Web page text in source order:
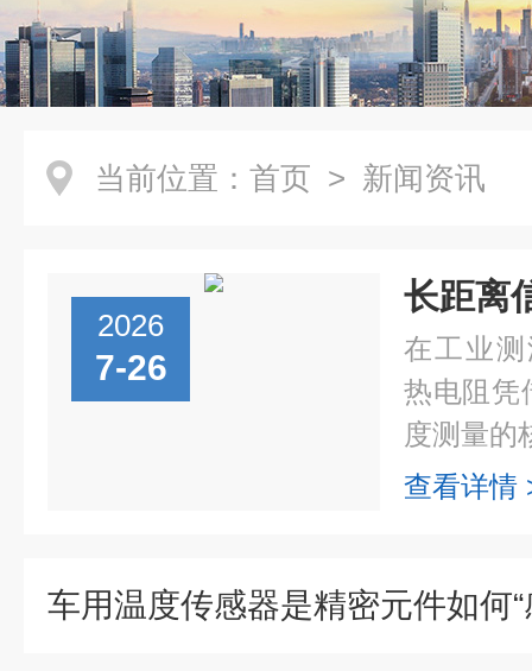
当前位置： 首页 > 新闻资讯
2026
7-26
在工业
热电阻凭
度测量的
查看详情